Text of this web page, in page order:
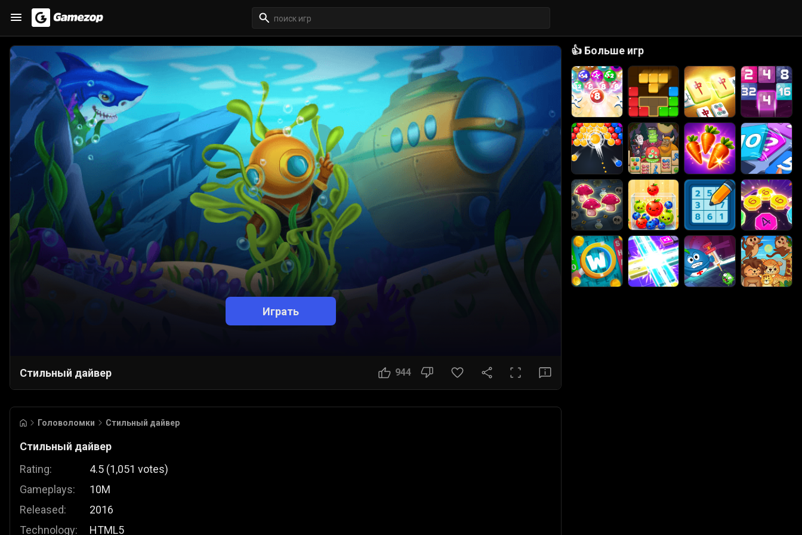
Играть
Стильный дайвер 944
Головоломки Стильный дайвер
Стильный дайвер
Rating:
Gameplays:
Released:
Technology:
4.5 (1,051 votes)
10M
2016
HTML5
👍 Больше игр